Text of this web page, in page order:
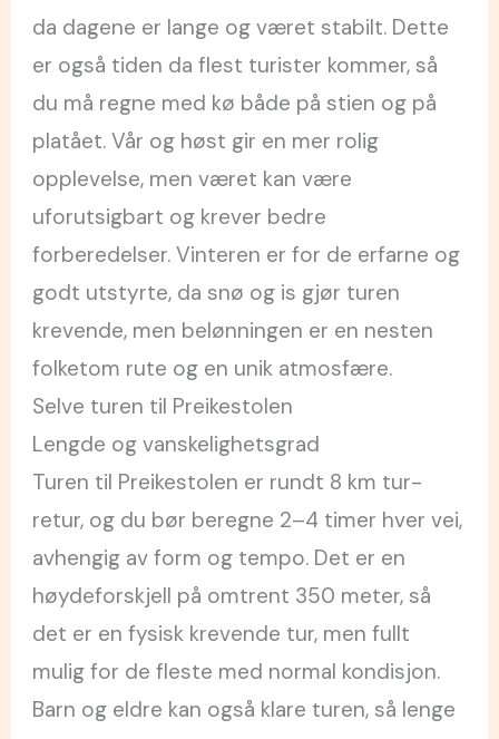
da dagene er lange og været stabilt. Dette
er også tiden da flest turister kommer, så
du må regne med kø både på stien og på
platået. Vår og høst gir en mer rolig
opplevelse, men været kan være
uforutsigbart og krever bedre
forberedelser. Vinteren er for de erfarne og
godt utstyrte, da snø og is gjør turen
krevende, men belønningen er en nesten
folketom rute og en unik atmosfære.
Selve turen til Preikestolen
Lengde og vanskelighetsgrad
Turen til Preikestolen er rundt 8 km tur-
retur, og du bør beregne 2–4 timer hver vei,
avhengig av form og tempo. Det er en
høydeforskjell på omtrent 350 meter, så
det er en fysisk krevende tur, men fullt
mulig for de fleste med normal kondisjon.
Barn og eldre kan også klare turen, så lenge